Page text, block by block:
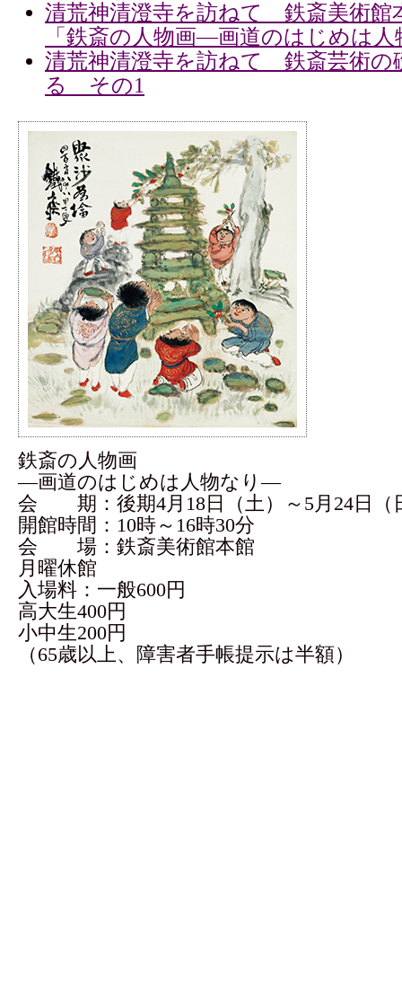
清荒神清澄寺を訪ねて 鉄斎美術館
「鉄斎の人物画―画道のはじめは
清荒神清澄寺を訪ねて 鉄斎芸術の
る その1
鉄斎の人物画
―画道のはじめは人物なり―
会 期：後期4月18日（土）～5月24日（
開館時間：10時～16時30分
会 場：鉄斎美術館本館
月曜休館
入場料：一般600円
高大生400円
小中生200円
（65歳以上、障害者手帳提示は半額）